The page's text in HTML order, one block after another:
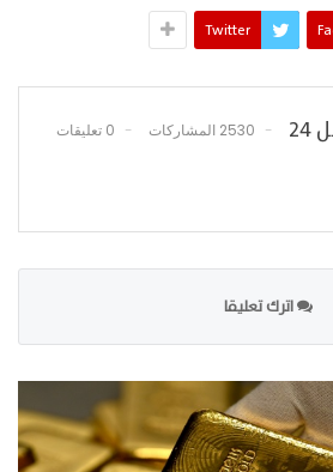
Twitter
2530 المشاركات 0 تعليقات
اترك تعليقا